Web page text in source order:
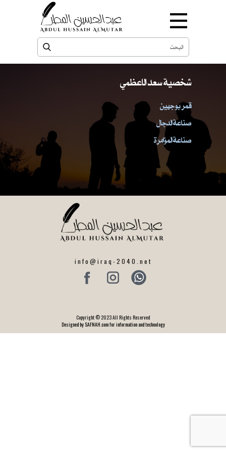
شخصية سعد الاعظمي
قمر بوجهين
صناعة الدجال
صناعة المؤامرة
info@iraq-2040.net
Copyright © 2023 All Rights Reserved
Designed by SAFNAH.com for information and technology